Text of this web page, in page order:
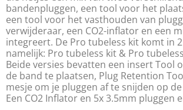
bandenpluggen, een tool voor het
een tool voor het vasthouden van
verwijderaar, een CO2-inflator en een
integreert. De Pro tubeless kit komt in
namelijk: Pro tubeless kit & Pro
Beide versies bevatten een insert Tool
de band te plaatsen, Plug Retention
mesje om je pluggen af te snijden op
Een CO2 Inflator en 5x 3.5mm pluggen